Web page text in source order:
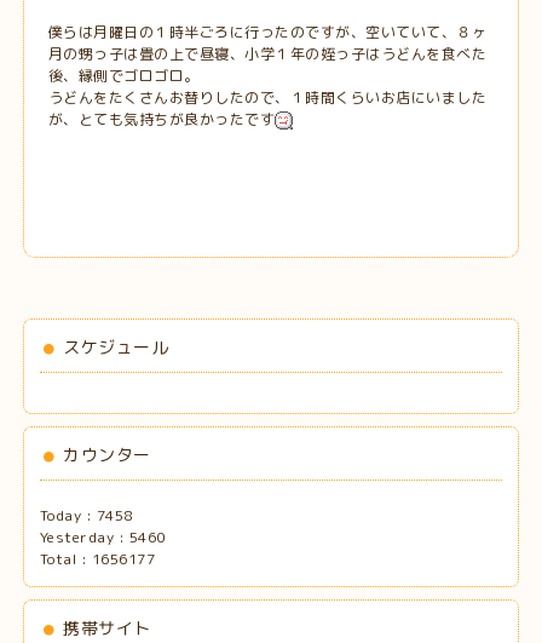
僕らは月曜日の１時半ごろに行ったのですが、空いていて、８ヶ
月の甥っ子は畳の上で昼寝、小学１年の姪っ子はうどんを食べた
後、縁側でゴロゴロ。
うどんをたくさんお替りしたので、１時間くらいお店にいました
が、とても気持ちが良かったです
スケジュール
カウンター
Today : 7458
Yesterday : 5460
Total : 1656177
携帯サイト